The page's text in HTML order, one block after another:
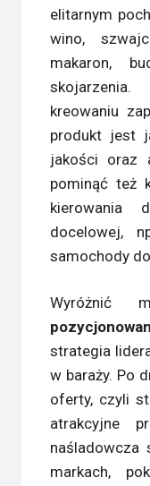
elitarnym
wino,
makaron,
kreowaniu
produkt jest
jakości oraz
pominąć też
kierowania
docelowej,
samochody
Wyróżnić
strategia
w baraży. Po
oferty, czyli
atrakcyjne
naśladowcza
markach,